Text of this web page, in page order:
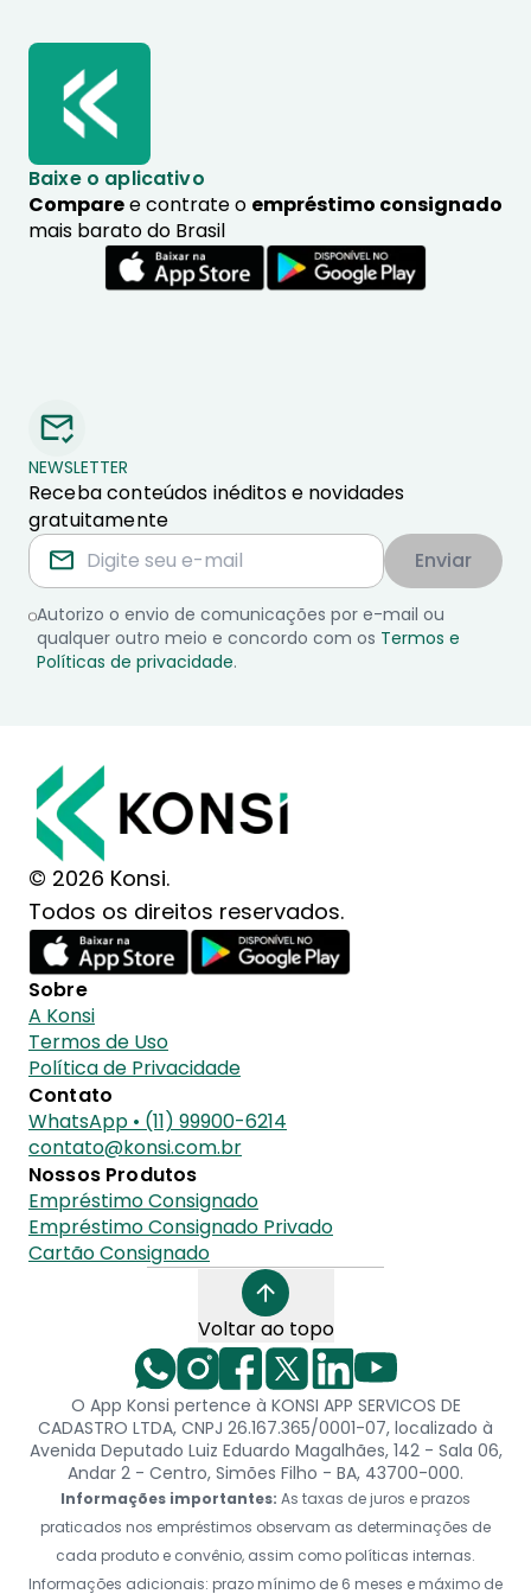
Baixe o aplicativo
Comparee contrate o empréstimo consignado
mais barato do Brasil
NEWSLETTER
Receba conteúdos inéditos e novidades
gratuitamente
Enviar
Autorizo o envio de comunicações por e-mail ou
qualquer outro meio e concordo com os Termos e
Políticas de privacidade.
© 2026 Konsi.
Todos os direitos reservados.
Sobre
A Konsi
Termos de Uso
Política de Privacidade
Contato
WhatsApp • (11) 99900-6214
contato@konsi.com.br
Nossos Produtos
Empréstimo Consignado
Empréstimo Consignado Privado
Cartão Consignado
Voltar ao topo
O App Konsi pertence à KONSI APP SERVICOS DE
CADASTRO LTDA, CNPJ 26.167.365/0001-07, localizado à
Avenida Deputado Luiz Eduardo Magalhães, 142 - Sala 06,
Andar 2 - Centro, Simões Filho - BA, 43700-000.
Informações importantes: As taxas de juros e prazos
praticados nos empréstimos observam as determinações de
cada produto e convênio, assim como políticas internas.
Informações adicionais: prazo mínimo de 6 meses e máximo de